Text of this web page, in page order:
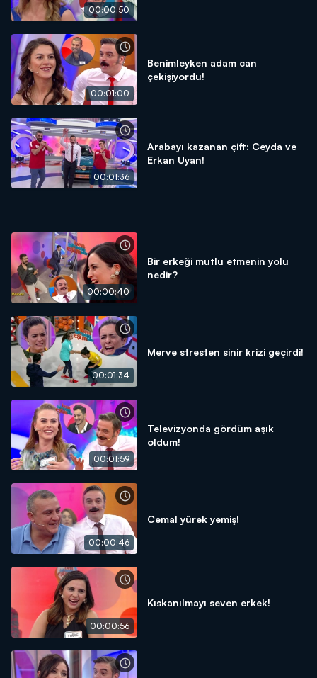
00:00:50
00:01:00
Benimleyken adam can
çekişiyordu!
00:01:36
Arabayı kazanan çift: Ceyda ve
Erkan Uyan!
00:00:40
Bir erkeği mutlu etmenin yolu
nedir?
00:01:34
Merve stresten sinir krizi geçirdi!
00:01:59
Televizyonda gördüm aşık
oldum!
00:00:46
Cemal yürek yemiş!
00:00:56
Kıskanılmayı seven erkek!